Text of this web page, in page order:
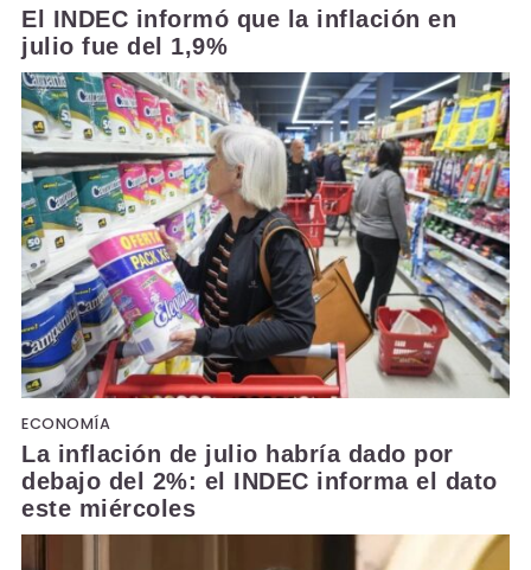
El INDEC informó que la inflación en
julio fue del 1,9%
ECONOMÍA
La inflación de julio habría dado por
debajo del 2%: el INDEC informa el dato
este miércoles